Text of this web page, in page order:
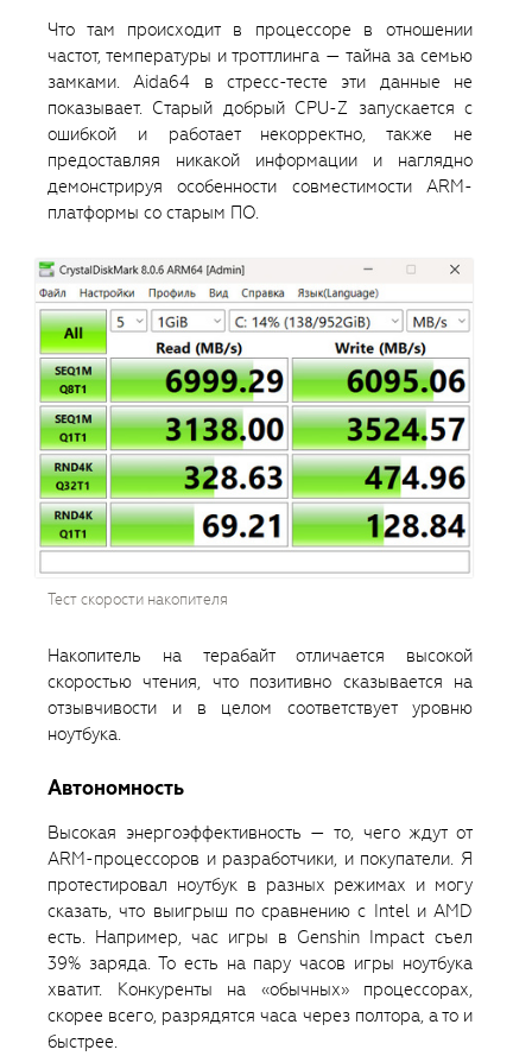
Что там происходит в процессоре в отношении
частот, температуры и троттлинга — тайна за семью
замками. Aida64 в стресс-тесте эти данные не
показывает. Старый добрый CPU-Z запускается с
ошибкой и работает некорректно, также не
предоставляя никакой информации и наглядно
демонстрируя особенности совместимости ARM-
платформы со старым ПО.
Тест скорости накопителя
Накопитель на терабайт отличается высокой
скоростью чтения, что позитивно сказывается на
отзывчивости и в целом соответствует уровню
ноутбука.
Автономность
Высокая энергоэффективность — то, чего ждут от
ARM-процессоров и разработчики, и покупатели. Я
протестировал ноутбук в разных режимах и могу
сказать, что выигрыш по сравнению с Intel и AMD
есть. Например, час игры в Genshin Impact съел
39% заряда. То есть на пару часов игры ноутбука
хватит. Конкуренты на «обычных» процессорах,
скорее всего, разрядятся часа через полтора, а то и
быстрее.